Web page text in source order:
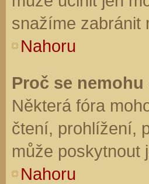
snažíme zabránit
Nahoru
Proč se
Některá fóra
čtení, prohlížení,
může poskytnout
Nahoru